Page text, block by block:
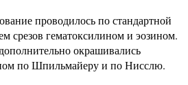
проводилось по стандартной
срезов гематоксилином и эозином.
окрашивались
по Шпильмайеру и по Нисслю.